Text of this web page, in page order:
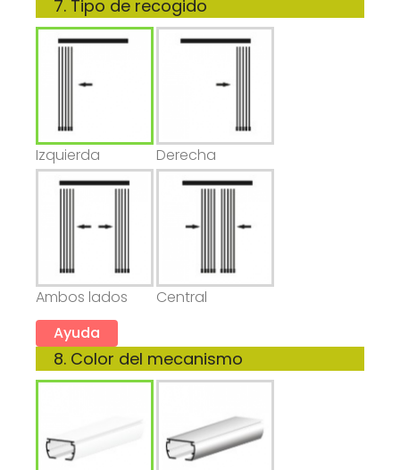
7. Tipo de recogido
Izquierda Derecha
Ambos lados
Central
Ayuda
8. Color del mecanismo